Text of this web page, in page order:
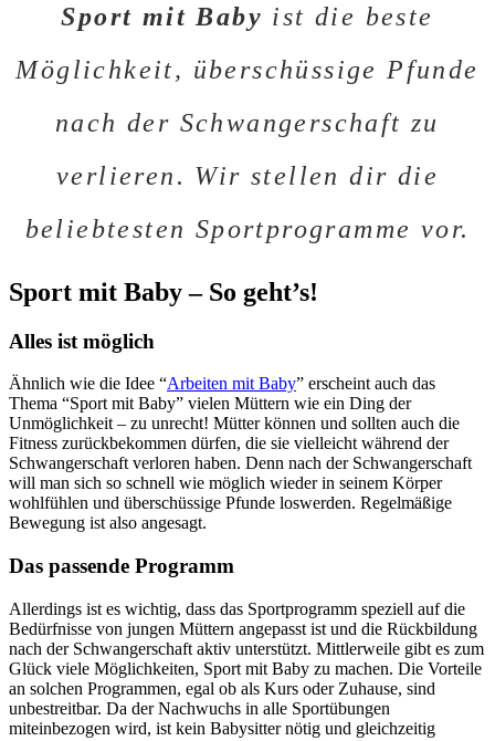
Sport mit Baby ist die beste
Möglichkeit, überschüssige Pfunde
nach der Schwangerschaft zu
verlieren. Wir stellen dir die
beliebtesten Sportprogramme vor.
Sport mit Baby – So geht’s!
Alles ist möglich
Ähnlich wie die Idee “Arbeiten mit Baby” erscheint auch das
Thema “Sport mit Baby” vielen Müttern wie ein Ding der
Unmöglichkeit – zu unrecht! Mütter können und sollten auch die
Fitness zurückbekommen dürfen, die sie vielleicht während der
Schwangerschaft verloren haben. Denn nach der Schwangerschaft
will man sich so schnell wie möglich wieder in seinem Körper
wohlfühlen und überschüssige Pfunde loswerden. Regelmäßige
Bewegung ist also angesagt.
Das passende Programm
Allerdings ist es wichtig, dass das Sportprogramm speziell auf die
Bedürfnisse von jungen Müttern angepasst ist und die Rückbildung
nach der Schwangerschaft aktiv unterstützt. Mittlerweile gibt es zum
Glück viele Möglichkeiten, Sport mit Baby zu machen. Die Vorteile
an solchen Programmen, egal ob als Kurs oder Zuhause, sind
unbestreitbar. Da der Nachwuchs in alle Sportübungen
miteinbezogen wird, ist kein Babysitter nötig und gleichzeitig